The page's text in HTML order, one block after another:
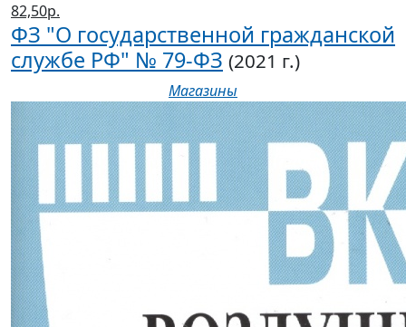
82,50р.
ФЗ "О государственной гражданской
службе РФ" № 79-ФЗ (2021 г.)
Магазины